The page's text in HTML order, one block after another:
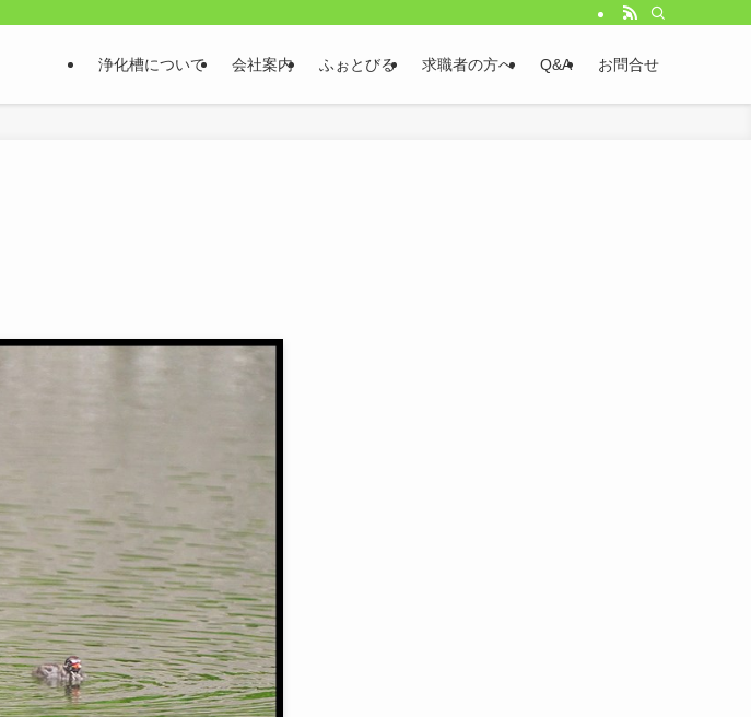
浄化槽について 会社案内 ふぉとびる 求職者の方へ Q&A お問合せ